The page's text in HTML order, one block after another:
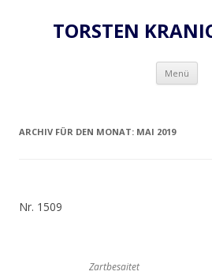
TORSTEN
Menü
ARCHIV FÜR DEN MONAT: MAI 2019
Nr. 1509
Zartbesaitet